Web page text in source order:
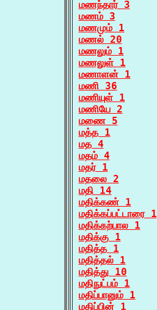
மணந்தார் 3
மணம் 3
மணமும் 1
மணல் 20
மணலும் 1
மணலுள் 1
மணாளன் 1
மணி 36
மணியுள் 1
மணியே 2
மணை 5
மத்த 1
மத 4
மதம் 4
மதர் 1
மதலை 2
மதி 14
மதிக்கண் 1
மதிக்கப்பட்டாரை 1
மதிக்கற்பால 1
மதிக்கு 1
மதித்த 1
மதித்தல் 1
மதித்து 10
மதிநுட்பம் 1
மதிப்பானும் 1
மதிப்பின் 1